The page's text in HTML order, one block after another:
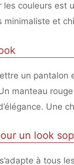
couleurs est
minimaliste et
un pantalon
manteau
Une
un look
à tous